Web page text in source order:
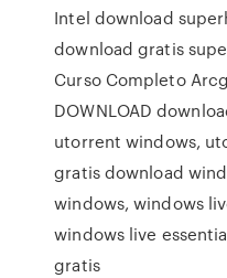
Intel download
download gratis
Curso Completo
DOWNLOAD
utorrent windows,
gratis download
windows, windows
windows live
gratis